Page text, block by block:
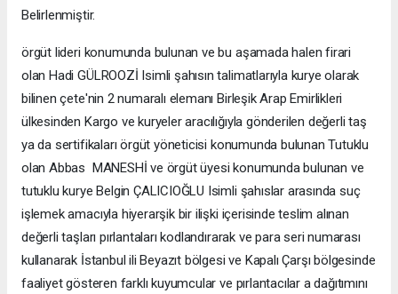
Belirlenmiştir.
örgüt lideri konumunda bulunan ve bu aşamada halen firari
olan Hadi GÜLROOZİ Isimli şahısın talimatlarıyla kurye olarak
bilinen çete'nin 2 numaralı elemanı Birleşik Arap Emirlikleri
ülkesinden Kargo ve kuryeler aracılığıyla gönderilen değerli taş
ya da sertifikaları örgüt yöneticisi konumunda bulunan Tutuklu
olan Abbas MANESHİ ve örgüt üyesi konumunda bulunan ve
tutuklu kurye Belgin ÇALICIOĞLU Isimli şahıslar arasında suç
işlemek amacıyla hiyerarşik bir ilişki içerisinde teslim alınan
değerli taşları pırlantaları kodlandırarak ve para seri numarası
kullanarak İstanbul ili Beyazıt bölgesi ve Kapalı Çarşı bölgesinde
faaliyet gösteren farklı kuyumcular ve pırlantacılar a dağıtımını